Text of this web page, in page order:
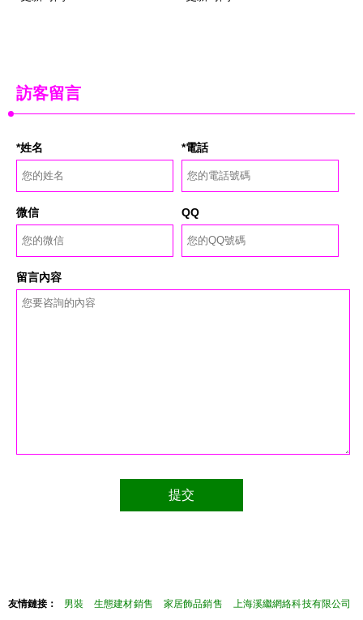
訪客留言
*姓名 *電話
微信 QQ
留言內容
友情鏈接： 男裝 生態建材銷售 家居飾品銷售
上海溪繼網絡科技有限公司